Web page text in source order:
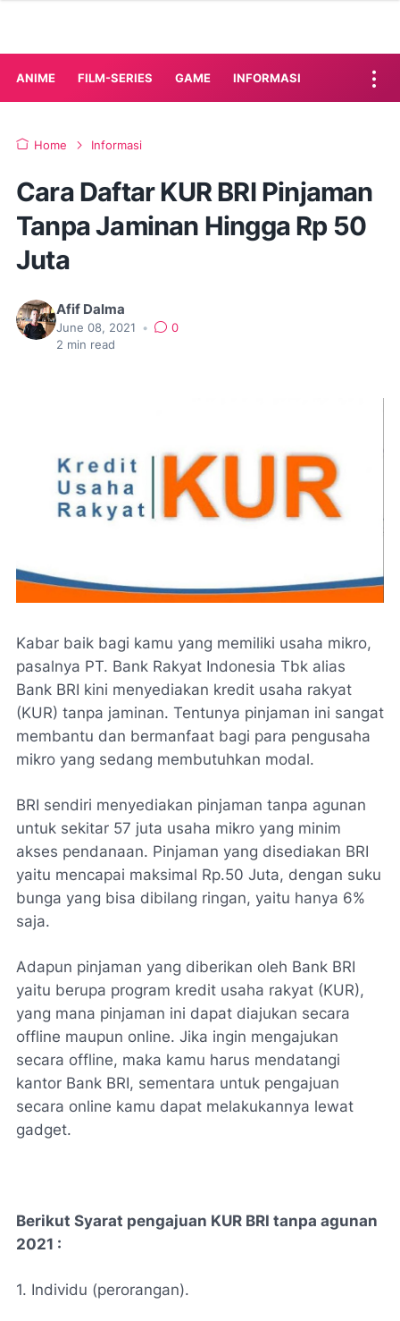
ANIME FILM-SERIES GAME INFORMASI
Home Informasi
Cara Daftar KUR BRI Pinjaman
Tanpa Jaminan Hingga Rp 50
Juta
Afif Dalma
June 08, 2021 •
0
2 min read
Kabar baik bagi kamu yang memiliki usaha mikro,
pasalnya PT. Bank Rakyat Indonesia Tbk alias
Bank BRI kini menyediakan kredit usaha rakyat
(KUR) tanpa jaminan. Tentunya pinjaman ini sangat
membantu dan bermanfaat bagi para pengusaha
mikro yang sedang membutuhkan modal.
BRI sendiri menyediakan pinjaman tanpa agunan
untuk sekitar 57 juta usaha mikro yang minim
akses pendanaan. Pinjaman yang disediakan BRI
yaitu mencapai maksimal Rp.50 Juta, dengan suku
bunga yang bisa dibilang ringan, yaitu hanya 6%
saja.
Adapun pinjaman yang diberikan oleh Bank BRI
yaitu berupa program kredit usaha rakyat (KUR),
yang mana pinjaman ini dapat diajukan secara
offline maupun online. Jika ingin mengajukan
secara offline, maka kamu harus mendatangi
kantor Bank BRI, sementara untuk pengajuan
secara online kamu dapat melakukannya lewat
gadget.
Berikut Syarat pengajuan KUR BRI tanpa agunan
2021 :
1. Individu (perorangan).